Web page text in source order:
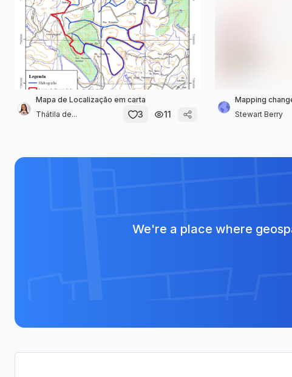
Mapa de Localização em carta
Thátila de...
3 11
Mapping
Stewart Berry
We're a place where